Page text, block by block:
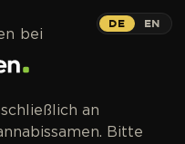
DE EN
bei
an
Bitte